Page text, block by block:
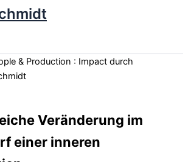
Veränderung im
einer inneren